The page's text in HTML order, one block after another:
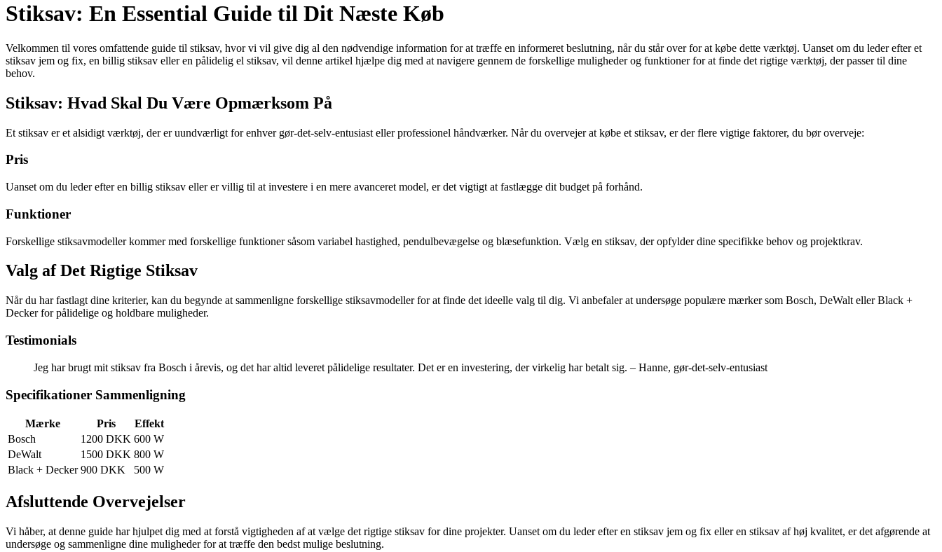
Stiksav: En Essential Guide til Dit Næste Køb
Velkommen til vores omfattende guide til stiksav, hvor vi vil give dig al den nødvendige information for at træffe en informeret beslutning, når du står over for at købe dette værktøj. Uanset om du leder efter et
stiksav jem og fix, en billig stiksav eller en pålidelig el stiksav, vil denne artikel hjælpe dig med at navigere gennem de forskellige muligheder og funktioner for at finde det rigtige værktøj, der passer til dine
behov.
Stiksav: Hvad Skal Du Være Opmærksom På
Et stiksav er et alsidigt værktøj, der er uundværligt for enhver gør-det-selv-entusiast eller professionel håndværker. Når du overvejer at købe et stiksav, er der flere vigtige faktorer, du bør overveje:
Pris
Uanset om du leder efter en billig stiksav eller er villig til at investere i en mere avanceret model, er det vigtigt at fastlægge dit budget på forhånd.
Funktioner
Forskellige stiksavmodeller kommer med forskellige funktioner såsom variabel hastighed, pendulbevægelse og blæsefunktion. Vælg en stiksav, der opfylder dine specifikke behov og projektkrav.
Valg af Det Rigtige Stiksav
Når du har fastlagt dine kriterier, kan du begynde at sammenligne forskellige stiksavmodeller for at finde det ideelle valg til dig. Vi anbefaler at undersøge populære mærker som Bosch, DeWalt eller Black +
Decker for pålidelige og holdbare muligheder.
Testimonials
Jeg har brugt mit stiksav fra Bosch i årevis, og det har altid leveret pålidelige resultater. Det er en investering, der virkelig har betalt sig. – Hanne, gør-det-selv-entusiast
Specifikationer Sammenligning
Mærke Pris
Effekt
Bosch
1200 DKK 600 W
DeWalt
1500 DKK 800 W
Black + Decker 900 DKK 500 W
Afsluttende Overvejelser
Vi håber, at denne guide har hjulpet dig med at forstå vigtigheden af at vælge det rigtige stiksav for dine projekter. Uanset om du leder efter en stiksav jem og fix eller en stiksav af høj kvalitet, er det afgørende at
undersøge og sammenligne dine muligheder for at træffe den bedst mulige beslutning.